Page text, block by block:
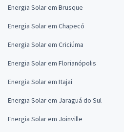
Energia Solar em Brusque
Energia Solar em Chapecó
Energia Solar em Criciúma
Energia Solar em Florianópolis
Energia Solar em Itajaí
Energia Solar em Jaraguá do Sul
Energia Solar em Joinville